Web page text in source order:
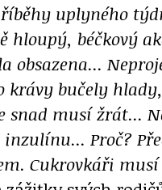
uplyného
hloupý, béčkový
obsazena...
krávy bučely
snad musí žrát...
inzulínu... Proč?
Cukrovkáři